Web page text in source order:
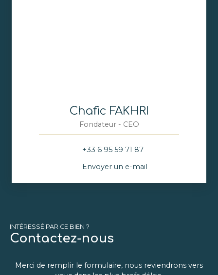
Chafic FAKHRI
Fondateur - CEO
+33 6 95 59 71 87
Envoyer un e-mail
INTÉRESSÉ PAR CE BIEN ?
Contactez-nous
Merci de remplir le formulaire, nous reviendrons vers